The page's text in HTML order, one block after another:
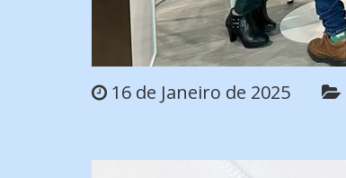
16 de Janeiro de 2025